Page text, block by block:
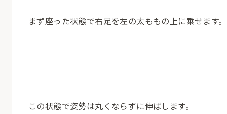
まず座った状態で右足を左の太ももの上に乗せます。
この状態で姿勢は丸くならずに伸ばします。